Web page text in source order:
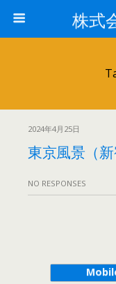
株式
2024年4月25日
東京風景（新
NO RESPONSES